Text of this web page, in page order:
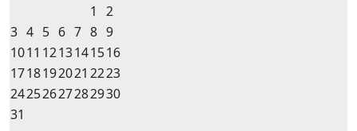
1
2
3 4 5 6 7 8 9
1011 1213141516
1718192021 2223
24252627282930
31